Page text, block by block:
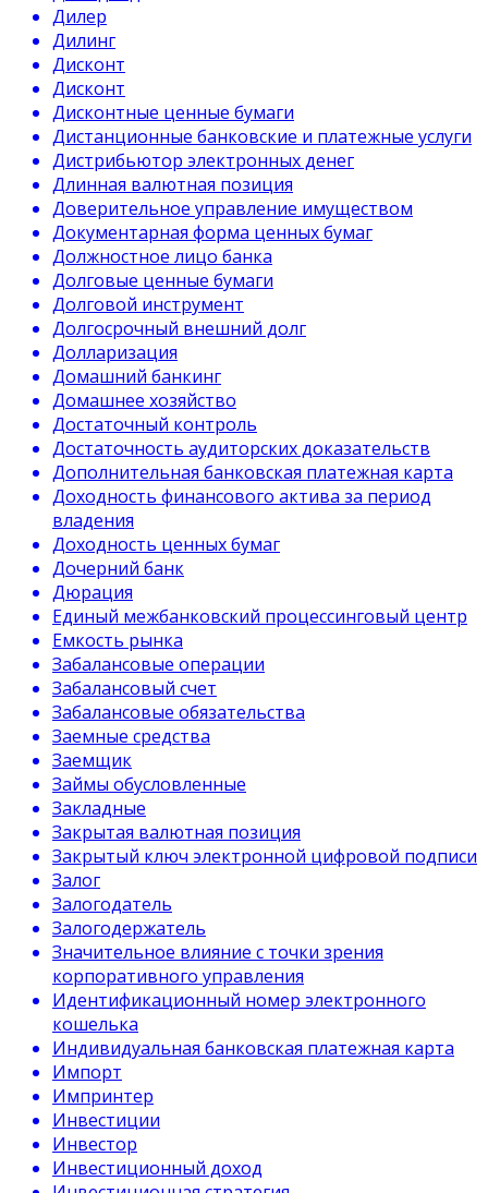
Дилер
Дилинг
Дисконт
Дисконт
Дисконтные ценные бумаги
Дистанционные банковские и платежные услуги
Дистрибьютор электронных денег
Длинная валютная позиция
Доверительное управление имуществом
Документарная форма ценных бумаг
Должностное лицо банка
Долговые ценные бумаги
Долговой инструмент
Долгосрочный внешний долг
Долларизация
Домашний банкинг
Домашнее хозяйство
Достаточный контроль
Достаточность аудиторских доказательств
Дополнительная банковская платежная карта
Доходность финансового актива за период
владения
Доходность ценных бумаг
Дочерний банк
Дюрация
Единый межбанковский процессинговый центр
Емкость рынка
Забалансовые операции
Забалансовый счет
Забалансовые обязательства
Заемные средства
Заемщик
Займы обусловленные
Закладные
Закрытая валютная позиция
Закрытый ключ электронной цифровой подписи
Залог
Залогодатель
Залогодержатель
Значительное влияние с точки зрения
корпоративного управления
Идентификационный номер электронного
кошелька
Индивидуальная банковская платежная карта
Импорт
Импринтер
Инвестиции
Инвестор
Инвестиционный доход